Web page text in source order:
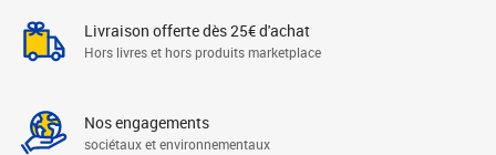
Livraison offerte dès 25€ d'achat
Hors livres et hors produits marketplace
Nos engagements
sociétaux et environnementaux